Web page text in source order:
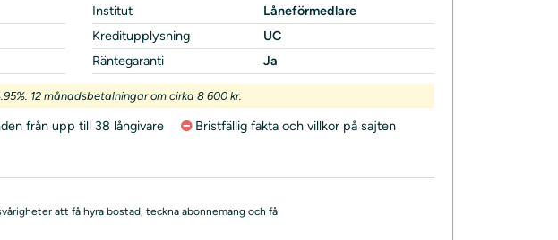
Institut
Låneförmedlare
Kreditupplysning
UC
Räntegaranti
Ja
12 månadsbetalningar om cirka 8 600 kr.
från upp till 38 långivare Bristfällig fakta och villkor på sajten
att få hyra bostad, teckna abonnemang och få